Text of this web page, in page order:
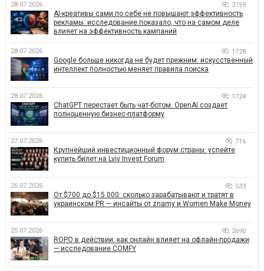
28.07.2026 3759
AI-креативы сами по себе не повышают эффективность
рекламы: исследование показало, что на самом деле
влияет на эффективность кампаний
28.07.2026 1728
Google больше никогда не будет прежним: искусственный
интеллект полностью меняет правила поиска
28.07.2026 1724
ChatGPT перестает быть чат-ботом. OpenAI создает
полноценную бизнес-платформу
27.07.2026 716
Крупнейший инвестиционный форум страны: успейте
купить билет на Lviv Invest Forum
26.07.2026 533
От $700 до $15 000: сколько зарабатывают и тратят в
украинском PR — инсайты от znamy и Women Make Money
25.07.2026 2690
ROPO в действии: как онлайн влияет на офлайн-продажи
— исследование COMFY